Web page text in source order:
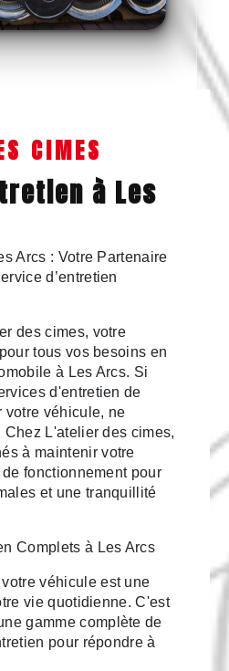
CIMES
à Les
Arcs : Votre Partenaire
d’entretien
des cimes, votre
tous vos besoins en
à Les Arcs. Si
d'entretien de
votre véhicule, ne
L'atelier des cimes,
à maintenir votre
fonctionnement pour
et une tranquillité
Complets à Les Arcs
véhicule est une
vie quotidienne. C'est
gamme complète de
pour répondre à